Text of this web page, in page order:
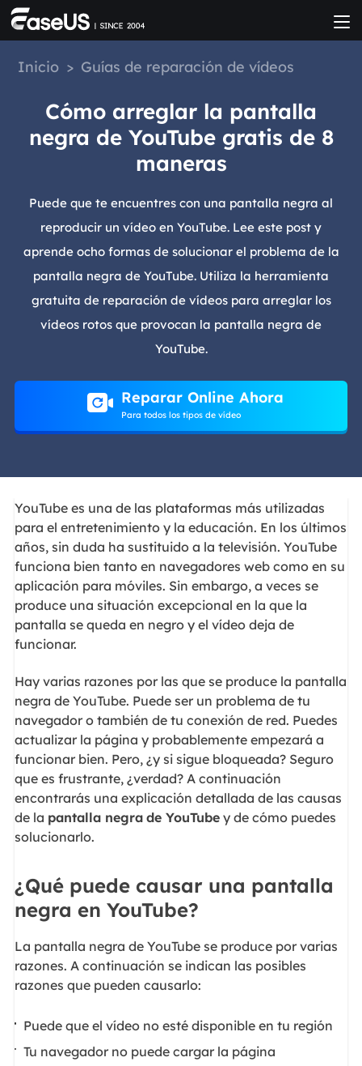
Inicio > Guías de reparación de vídeos
Cómo arreglar la pantalla
negra de YouTube gratis de 8
maneras
Puede que te encuentres con una pantalla negra al
reproducir un vídeo en YouTube. Lee este post y
aprende ocho formas de solucionar el problema de la
pantalla negra de YouTube. Utiliza la herramienta
gratuita de reparación de vídeos para arreglar los
vídeos rotos que provocan la pantalla negra de
YouTube.
Reparar Online Ahora
Para todos los tipos de vídeo
YouTube es una de las plataformas más utilizadas
para el entretenimiento y la educación. En los últimos
años, sin duda ha sustituido a la televisión. YouTube
funciona bien tanto en navegadores web como en su
aplicación para móviles. Sin embargo, a veces se
produce una situación excepcional en la que la
pantalla se queda en negro y el vídeo deja de
funcionar.
Hay varias razones por las que se produce la pantalla
negra de YouTube. Puede ser un problema de tu
navegador o también de tu conexión de red. Puedes
actualizar la página y probablemente empezará a
funcionar bien. Pero, ¿y si sigue bloqueada? Seguro
que es frustrante, ¿verdad? A continuación
encontrarás una explicación detallada de las causas
de la pantalla negra de YouTubey de cómo puedes
solucionarlo.
¿Qué puede causar una pantalla
negra en YouTube?
La pantalla negra de YouTube se produce por varias
razones. A continuación se indican las posibles
razones que pueden causarlo:
Puede que el vídeo no esté disponible en tu región
Tu navegador no puede cargar la página